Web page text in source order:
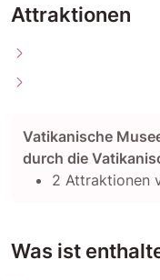
Attraktionen
Vatikanische
durch die
2 Attraktionen
Was ist